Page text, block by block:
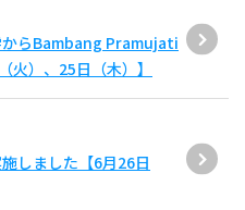
からBambang Pramujati
火）、25日（木）】
しました【6月26日